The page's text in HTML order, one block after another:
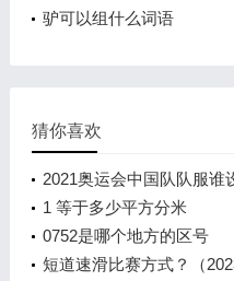
驴可以组什么词语
猜你喜欢
2021奥运会中国队队服谁
设计？）
1 等于多少平方分米
0752是哪个地方的区号
短道速滑比赛方式？（